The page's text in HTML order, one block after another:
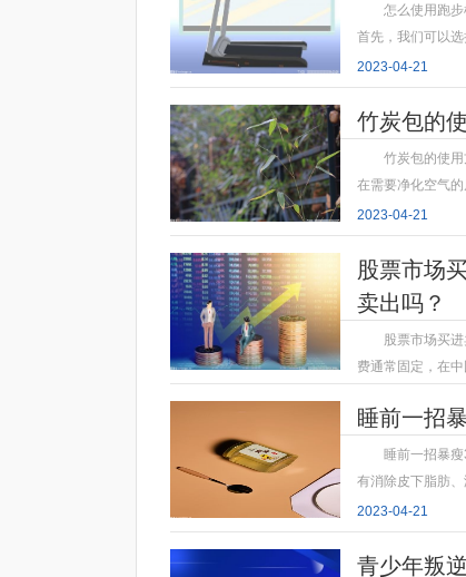
怎么使用跑
首先，我们可以
2023-04-21
竹炭包的
竹炭包的使
在需要净化空气
2023-04-21
股票市场
卖出吗？
股票市场买
费通常固定，在
睡前一招
睡前一招暴
有消除皮下脂肪
2023-04-21
青少年叛